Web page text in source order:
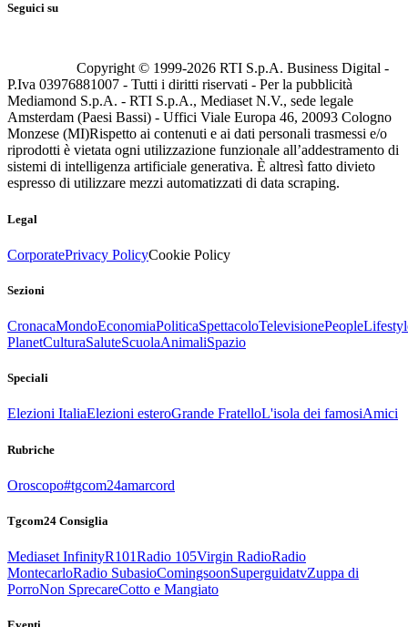
Seguici su
Copyright © 1999-2026 RTI S.p.A. Business Digital -
P.Iva 03976881007 - Tutti i diritti riservati - Per la pubblicità
Mediamond S.p.A. - RTI S.p.A., Mediaset N.V., sede legale
Amsterdam (Paesi Bassi) - Uffici Viale Europa 46, 20093 Cologno
Monzese (MI)Rispetto ai contenuti e ai dati personali trasmessi e/o
riprodotti è vietata ogni utilizzazione funzionale all’addestramento di
sistemi di intelligenza artificiale generativa. È altresì fatto divieto
espresso di utilizzare mezzi automatizzati di data scraping.
Legal
CorporatePrivacy PolicyCookie Policy
Sezioni
CronacaMondoEconomiaPoliticaSpettacoloTelevisionePeople
PlanetCulturaSaluteScuolaAnimaliSpazio
Speciali
Elezioni ItaliaElezioni esteroGrande FratelloL'isola dei famosiAmici
Rubriche
Oroscopo#tgcom24amarcord
Tgcom24 Consiglia
Mediaset InfinityR101Radio 105Virgin RadioRadio
MontecarloRadio SubasioComingsoonSuperguidatvZuppa di
PorroNon SprecareCotto e Mangiato